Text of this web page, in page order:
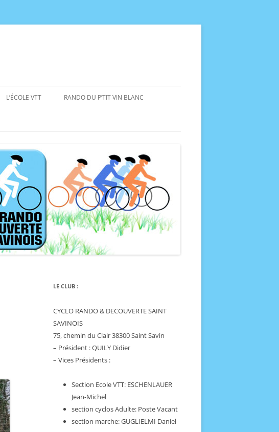
L’ÉCOLE VTT
LE BLOG PERSO DE L’ÉCOLE VTT
RANDO DU P’TIT VIN BLANC
P’TIT VIN BLANC 2018
LE CLUB :
CYCLO RANDO & DECOUVERTE SAINT
SAVINOIS
75, chemin du Clair 38300 Saint Savin
– Président : QUILY Didier
– Vices Présidents :
Section Ecole VTT: ESCHENLAUER
Jean-Michel
section cyclos Adulte: Poste Vacant
section marche: GUGLIELMI Daniel